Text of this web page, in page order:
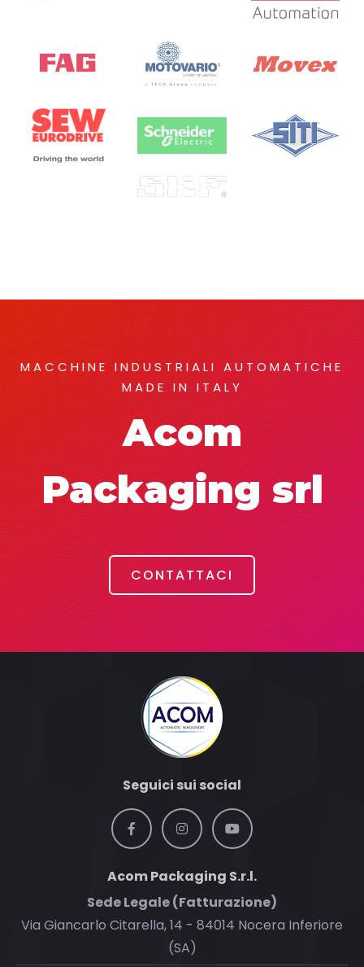
MACCHINE INDUSTRIALI AUTOMATICHE
MADE IN ITALY
Acom
Packaging srl
CONTATTACI
Seguici sui social
Acom Packaging S.r.l.
Sede Legale (Fatturazione)
Via Giancarlo Citarella, 14 - 84014 Nocera Inferiore
(SA)